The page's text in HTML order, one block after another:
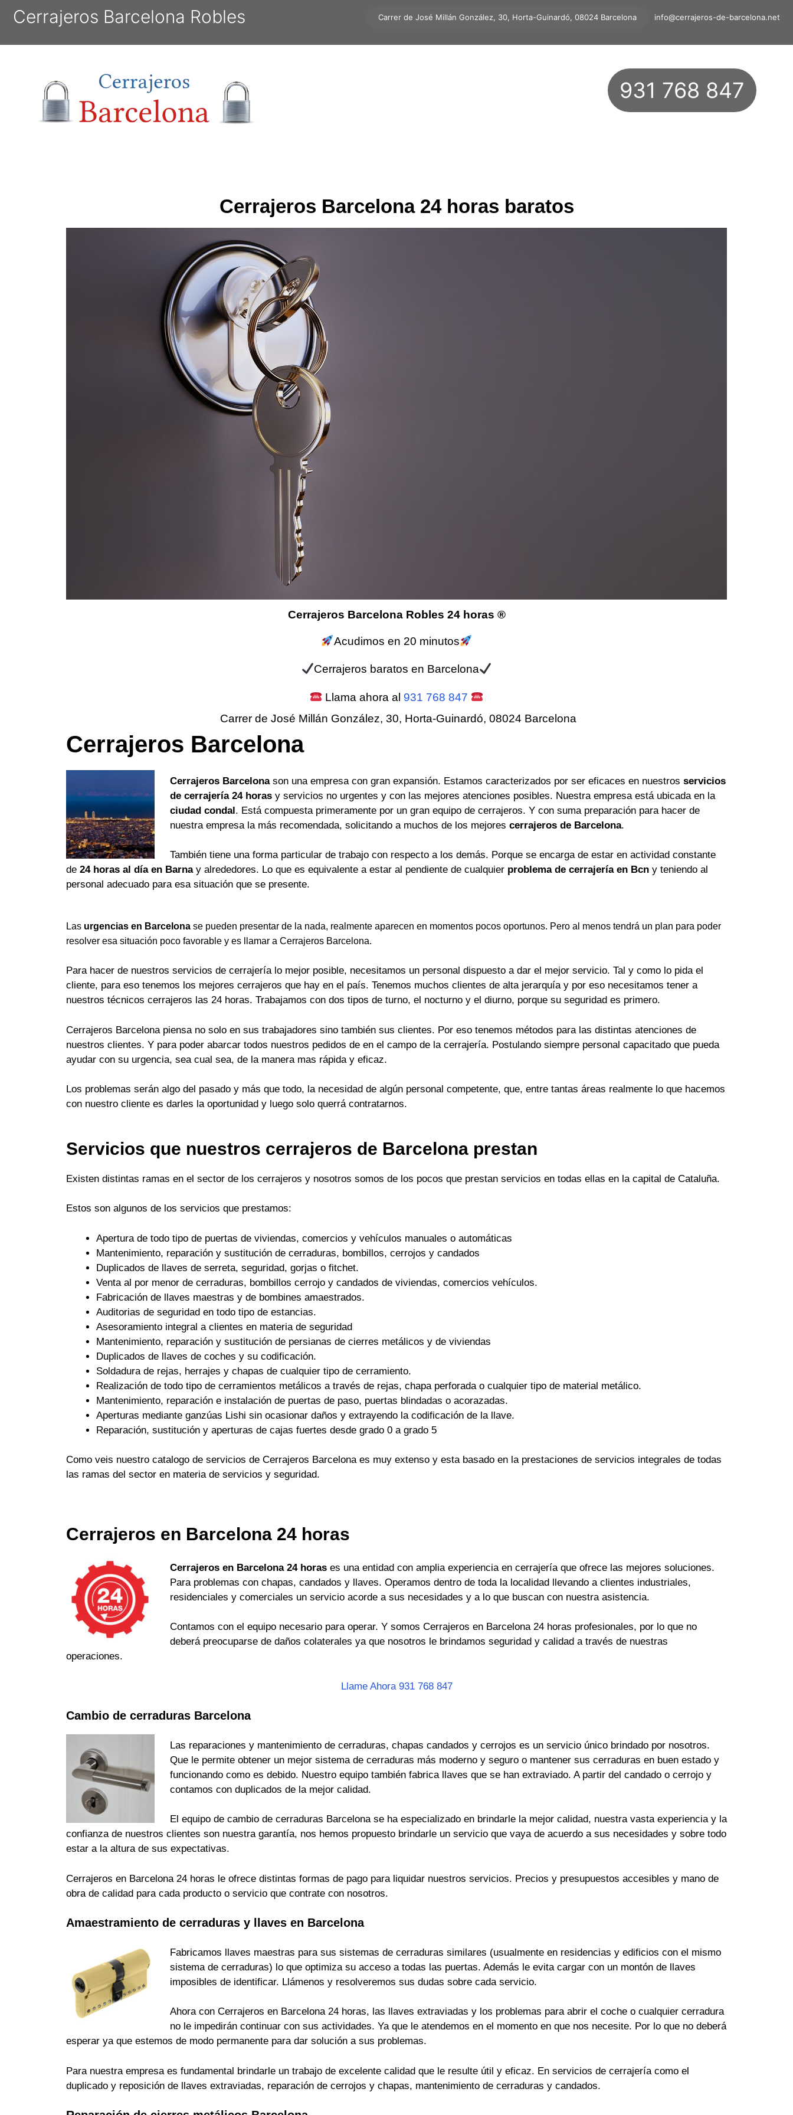
Carrer de José Millán González, 30, Horta-Guinardó, 08024 Barcelona
Cerrajeros Barcelona Robles info@cerrajeros-de-barcelona.net
931 768 847
Cerrajeros Barcelona 24 horas baratos
Cerrajeros Barcelona Robles 24 horas ®
Acudimos en 20 minutos
Cerrajeros baratos en Barcelona
Llama ahora al 931 768 847
Carrer de José Millán González, 30, Horta-Guinardó, 08024 Barcelona
Cerrajeros Barcelona
Cerrajeros Barcelonason una empresa con gran expansión. Estamos caracterizados por ser eficaces en nuestros servicios
de cerrajería 24 horasy servicios no urgentes y con las mejores atenciones posibles. Nuestra empresa está ubicada en la
ciudad condal. Está compuesta primeramente por un gran equipo de cerrajeros. Y con suma preparación para hacer de
nuestra empresa la más recomendada, solicitando a muchos de los mejores cerrajeros de Barcelona.
También tiene una forma particular de trabajo con respecto a los demás. Porque se encarga de estar en actividad constante
de 24 horas al día en Barnay alrededores. Lo que es equivalente a estar al pendiente de cualquier problema de cerrajería en Bcn y teniendo al
personal adecuado para esa situación que se presente.
Las urgencias en Barcelona se pueden presentar de la nada, realmente aparecen en momentos pocos oportunos. Pero al menos tendrá un plan para poder
resolver esa situación poco favorable y es llamar a Cerrajeros Barcelona.
Para hacer de nuestros servicios de cerrajería lo mejor posible, necesitamos un personal dispuesto a dar el mejor servicio. Tal y como lo pida el
cliente, para eso tenemos los mejores cerrajeros que hay en el país. Tenemos muchos clientes de alta jerarquía y por eso necesitamos tener a
nuestros técnicos cerrajeros las 24 horas. Trabajamos con dos tipos de turno, el nocturno y el diurno, porque su seguridad es primero.
Cerrajeros Barcelona piensa no solo en sus trabajadores sino también sus clientes. Por eso tenemos métodos para las distintas atenciones de
nuestros clientes. Y para poder abarcar todos nuestros pedidos de en el campo de la cerrajería. Postulando siempre personal capacitado que pueda
ayudar con su urgencia, sea cual sea, de la manera mas rápida y eficaz.
Los problemas serán algo del pasado y más que todo, la necesidad de algún personal competente, que, entre tantas áreas realmente lo que hacemos
con nuestro cliente es darles la oportunidad y luego solo querrá contratarnos.
Servicios que nuestros cerrajeros de Barcelona prestan
Existen distintas ramas en el sector de los cerrajeros y nosotros somos de los pocos que prestan servicios en todas ellas en la capital de Cataluña.
Estos son algunos de los servicios que prestamos:
Apertura de todo tipo de puertas de viviendas, comercios y vehículos manuales o automáticas
Mantenimiento, reparación y sustitución de cerraduras, bombillos, cerrojos y candados
Duplicados de llaves de serreta, seguridad, gorjas o fitchet.
Venta al por menor de cerraduras, bombillos cerrojo y candados de viviendas, comercios vehículos.
Fabricación de llaves maestras y de bombines amaestrados.
Auditorias de seguridad en todo tipo de estancias.
Asesoramiento integral a clientes en materia de seguridad
Mantenimiento, reparación y sustitución de persianas de cierres metálicos y de viviendas
Duplicados de llaves de coches y su codificación.
Soldadura de rejas, herrajes y chapas de cualquier tipo de cerramiento.
Realización de todo tipo de cerramientos metálicos a través de rejas, chapa perforada o cualquier tipo de material metálico.
Mantenimiento, reparación e instalación de puertas de paso, puertas blindadas o acorazadas.
Aperturas mediante ganzúas Lishi sin ocasionar daños y extrayendo la codificación de la llave.
Reparación, sustitución y aperturas de cajas fuertes desde grado 0 a grado 5
Como veis nuestro catalogo de servicios de Cerrajeros Barcelona es muy extenso y esta basado en la prestaciones de servicios integrales de todas
las ramas del sector en materia de servicios y seguridad.
Cerrajeros en Barcelona 24 horas
Cerrajeros en Barcelona 24 horases una entidad con amplia experiencia en cerrajería que ofrece las mejores soluciones.
Para problemas con chapas, candados y llaves. Operamos dentro de toda la localidad llevando a clientes industriales,
residenciales y comerciales un servicio acorde a sus necesidades y a lo que buscan con nuestra asistencia.
Contamos con el equipo necesario para operar. Y somos Cerrajeros en Barcelona 24 horas profesionales, por lo que no
deberá preocuparse de daños colaterales ya que nosotros le brindamos seguridad y calidad a través de nuestras
operaciones.
Llame Ahora 931 768 847
Cambio de cerraduras Barcelona
Las reparaciones y mantenimiento de cerraduras, chapas candados y cerrojos es un servicio único brindado por nosotros.
Que le permite obtener un mejor sistema de cerraduras más moderno y seguro o mantener sus cerraduras en buen estado y
funcionando como es debido. Nuestro equipo también fabrica llaves que se han extraviado. A partir del candado o cerrojo y
contamos con duplicados de la mejor calidad.
El equipo de cambio de cerraduras Barcelona se ha especializado en brindarle la mejor calidad, nuestra vasta experiencia y la
confianza de nuestros clientes son nuestra garantía, nos hemos propuesto brindarle un servicio que vaya de acuerdo a sus necesidades y sobre todo
estar a la altura de sus expectativas.
Cerrajeros en Barcelona 24 horas le ofrece distintas formas de pago para liquidar nuestros servicios. Precios y presupuestos accesibles y mano de
obra de calidad para cada producto o servicio que contrate con nosotros.
Amaestramiento de cerraduras y llaves en Barcelona
Fabricamos llaves maestras para sus sistemas de cerraduras similares (usualmente en residencias y edificios con el mismo
sistema de cerraduras) lo que optimiza su acceso a todas las puertas. Además le evita cargar con un montón de llaves
imposibles de identificar. Llámenos y resolveremos sus dudas sobre cada servicio.
Ahora con Cerrajeros en Barcelona 24 horas, las llaves extraviadas y los problemas para abrir el coche o cualquier cerradura
no le impedirán continuar con sus actividades. Ya que le atendemos en el momento en que nos necesite. Por lo que no deberá
esperar ya que estemos de modo permanente para dar solución a sus problemas.
Para nuestra empresa es fundamental brindarle un trabajo de excelente calidad que le resulte útil y eficaz. En servicios de cerrajería como el
duplicado y reposición de llaves extraviadas, reparación de cerrojos y chapas, mantenimiento de cerraduras y candados.